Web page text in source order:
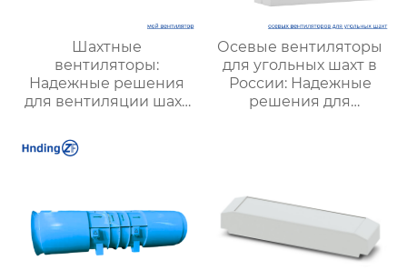
Шахтные
вентиляторы:
Надежные решения
для вентиляции шахт
| Купить с доставкой
Осевые вентиляторы
для угольных шахт в
России: Надежные
решения для